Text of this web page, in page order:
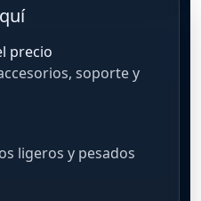
precio
soporte y
ligeros y pesados